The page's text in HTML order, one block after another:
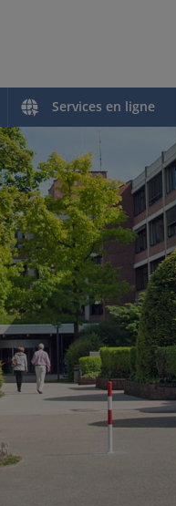
Services en ligne